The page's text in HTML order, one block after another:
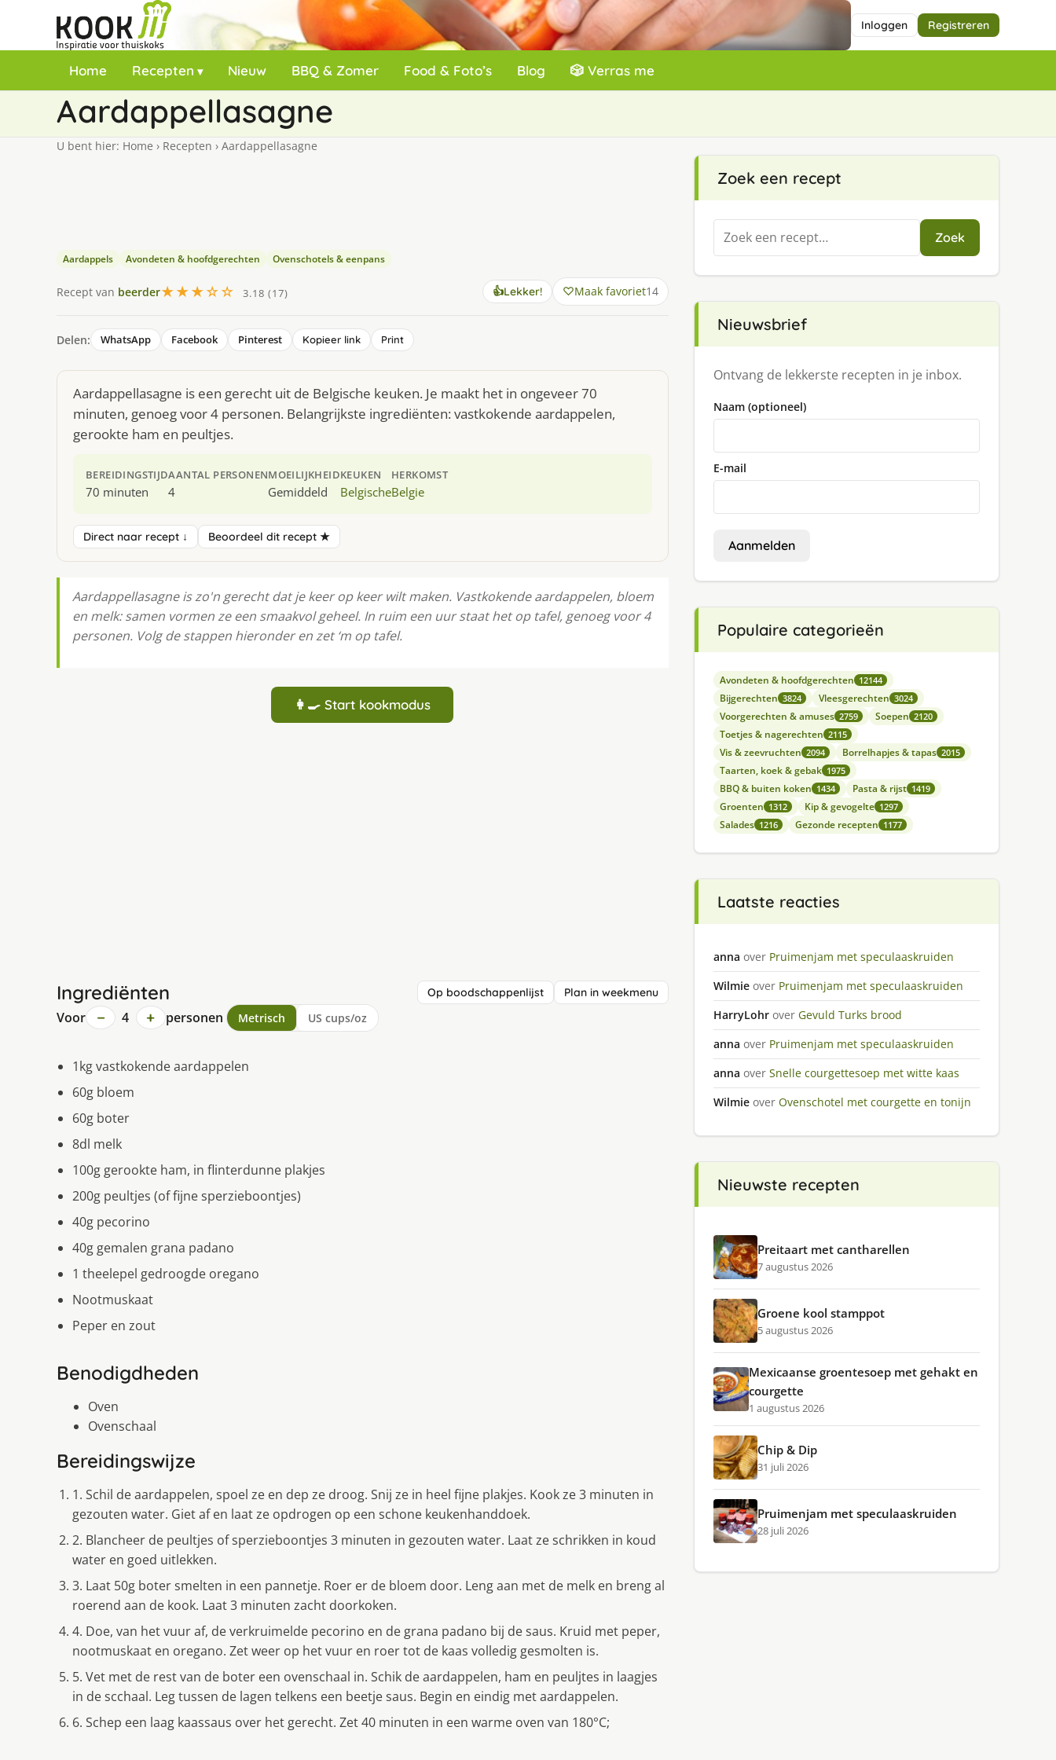
Inloggen Registreren
Home Recepten Nieuw BBQ & Zomer Food & Foto’s Blog 🎲 Verras me
Aardappellasagne
U bent hier: Home › Recepten › Aardappellasagne
Aardappels Avondeten & hoofdgerechten Ovenschotels & eenpans
Recept van beerder★★★☆☆ 3.18 (17) 👍Lekker! Maak favoriet14
Delen: WhatsApp Facebook Pinterest Kopieer link Print
Aardappellasagne is een gerecht uit de Belgische keuken. Je maakt het in ongeveer 70
minuten, genoeg voor 4 personen. Belangrijkste ingrediënten: vastkokende aardappelen,
gerookte ham en peultjes.
BEREIDINGSTIJD
70 minuten
AANTAL PERSONEN
4
MOEILIJKHEID
Gemiddeld
KEUKEN
Belgische
HERKOMST
Belgie
Direct naar recept ↓ Beoordeel dit recept ★
Aardappellasagne is zo'n gerecht dat je keer op keer wilt maken. Vastkokende aardappelen, bloem
en melk: samen vormen ze een smaakvol geheel. In ruim een uur staat het op tafel, genoeg voor 4
personen. Volg de stappen hieronder en zet ‘m op tafel.
👩‍🍳 Start kookmodus
Ingrediënten Op boodschappenlijst Plan in weekmenu
Voor − 4 + personen Metrisch US cups/oz
1kg vastkokende aardappelen
60g bloem
60g boter
8dl melk
100g gerookte ham, in flinterdunne plakjes
200g peultjes (of fijne sperzieboontjes)
40g pecorino
40g gemalen grana padano
1 theelepel gedroogde oregano
Nootmuskaat
Peper en zout
Benodigdheden
Oven
Ovenschaal
Bereidingswijze
1. Schil de aardappelen, spoel ze en dep ze droog. Snij ze in heel fijne plakjes. Kook ze 3 minuten in
gezouten water. Giet af en laat ze opdrogen op een schone keukenhanddoek.
2. Blancheer de peultjes of sperzieboontjes 3 minuten in gezouten water. Laat ze schrikken in koud
water en goed uitlekken.
3. Laat 50g boter smelten in een pannetje. Roer er de bloem door. Leng aan met de melk en breng al
roerend aan de kook. Laat 3 minuten zacht doorkoken.
4. Doe, van het vuur af, de verkruimelde pecorino en de grana padano bij de saus. Kruid met peper,
nootmuskaat en oregano. Zet weer op het vuur en roer tot de kaas volledig gesmolten is.
5. Vet met de rest van de boter een ovenschaal in. Schik de aardappelen, ham en peuljtes in laagjes
in de scchaal. Leg tussen de lagen telkens een beetje saus. Begin en eindig met aardappelen.
6. Schep een laag kaassaus over het gerecht. Zet 40 minuten in een warme oven van 180°C;
Zoek een recept
Zoeken
naar:
Zoek
Nieuwsbrief
Ontvang de lekkerste recepten in je inbox.
Naam (optioneel)
E-mail
Aanmelden
Populaire categorieën
Avondeten & hoofdgerechten 12144
Bijgerechten 3824 Vleesgerechten 3024
Voorgerechten & amuses 2759 Soepen 2120
Toetjes & nagerechten 2115
Vis & zeevruchten 2094 Borrelhapjes & tapas 2015
Taarten, koek & gebak 1975
BBQ & buiten koken 1434 Pasta & rijst 1419
Groenten 1312 Kip & gevogelte 1297
Salades 1216 Gezonde recepten 1177
Laatste reacties
anna over Pruimenjam met speculaaskruiden
Wilmie over Pruimenjam met speculaaskruiden
HarryLohr over Gevuld Turks brood
anna over Pruimenjam met speculaaskruiden
anna over Snelle courgettesoep met witte kaas
Wilmie over Ovenschotel met courgette en tonijn
Nieuwste recepten
Preitaart met cantharellen
7 augustus 2026
Groene kool stamppot
5 augustus 2026
Mexicaanse groentesoep met gehakt en
courgette
1 augustus 2026
Chip & Dip
31 juli 2026
Pruimenjam met speculaaskruiden
28 juli 2026